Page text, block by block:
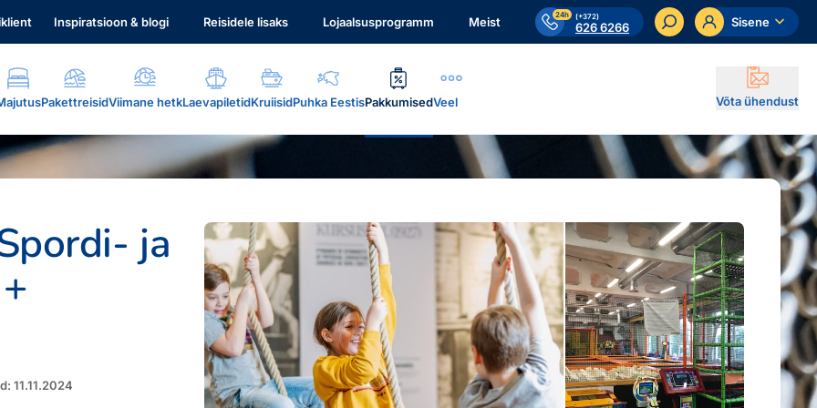
Inspiratsioon & blogi Reisidele lisaks Lojaalsusprogramm Meist 24h (+372)
626 6266 Sisene
PakettreisidViimane hetkLaevapiletidKruiisidPuhka EestisPakkumisedVeel Võta ühendust
ja
11.11.2024